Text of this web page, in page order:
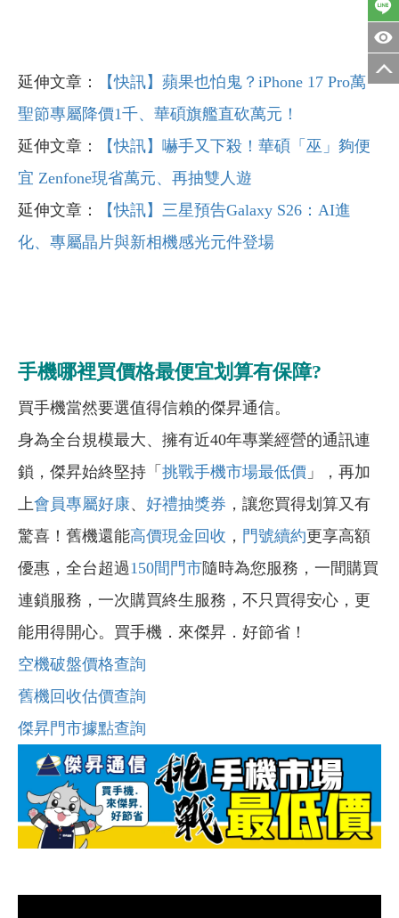
延伸文章：
【快訊】蘋果也怕鬼？iPhone 17 Pro萬
聖節專屬降價1千、華碩旗艦直砍萬元！
延伸文章：
【快訊】嚇手又下殺！華碩「巫」夠便
宜 Zenfone現省萬元、再抽雙人遊
延伸文章：
【快訊】三星預告Galaxy S26：AI進
化、專屬晶片與新相機感光元件登場
手機哪裡買價格最便宜划算有保障?
買手機當然要選值得信賴的傑昇通信。
身為全台規模最大、擁有近40年專業經營的通訊連
鎖，傑昇始終堅持「 挑戰手機市場最低價 」，再加
上會員專屬好康、 好禮抽獎券 ，讓您買得划算又有
驚喜！舊機還能高價現金回收 ， 門號續約更享高額
優惠，全台超過150間門市隨時為您服務，一間購買
連鎖服務，一次購買終生服務，不只買得安心，更
能用得開心。買手機．來傑昇．好節省！
空機破盤價格查詢
舊機回收估價查詢
傑昇門市據點查詢